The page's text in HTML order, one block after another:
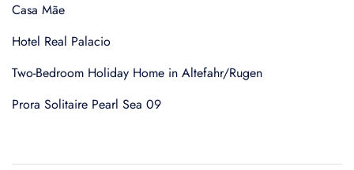
Casa Mãe
Hotel Real Palacio
Two-Bedroom Holiday Home in Altefahr/Rugen
Prora Solitaire Pearl Sea 09